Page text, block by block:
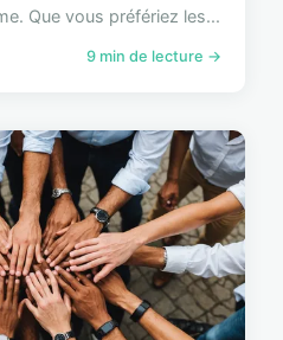
Que vous préfériez les...
9 min de lecture →